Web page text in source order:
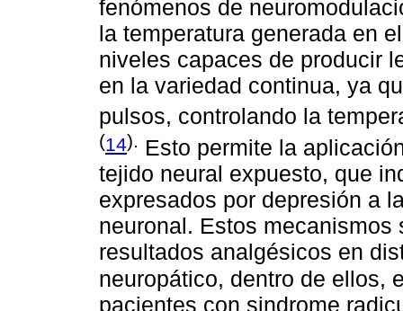
fenómenos de
la temperatura generada en
niveles capaces de producir
en la variedad continua, ya
pulsos, controlando la
(14). Esto permite la
tejido neural expuesto, que
expresados por depresión a
neuronal. Estos
resultados analgésicos en
neuropático, dentro de ellos,
pacientes con sindrome